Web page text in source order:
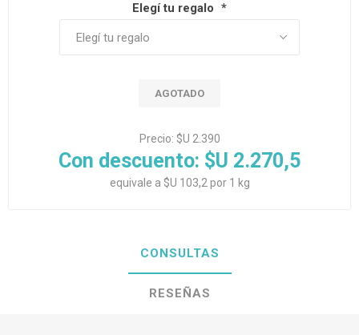
Elegí tu regalo *
AGOTADO
Precio: $U 2.390
Con descuento: $U 2.270,5
equivale a $U 103,2 por 1 kg
CONSULTAS
RESEÑAS